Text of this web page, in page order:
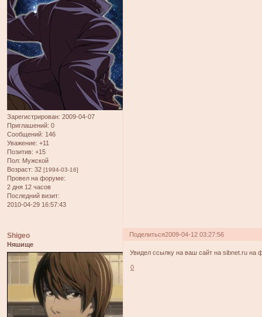
Зарегистрирован: 2009-04-07
Приглашений: 0
Сообщений: 146
Уважение: +11
Позитив: +15
Пол: Мужской
Возраст: 32 [1994-03-16]
Провел на форуме:
2 дня 12 часов
Последний визит:
2010-04-29 16:57:43
Поделиться2009-04-12 03:27:56
Shigeo
Няшище
Увидел ссылку на ваш сайт на sibnet.ru на
0